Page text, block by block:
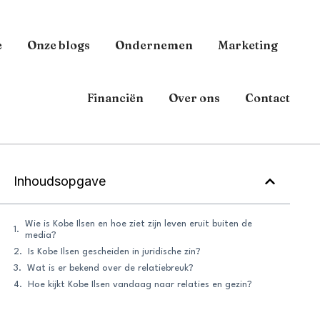
Onze blogs Ondernemen Marketing
Financiën Over ons Contact
Inhoudsopgave
Wie is Kobe Ilsen en hoe ziet zijn leven eruit buiten de
media?
Is Kobe Ilsen gescheiden in juridische zin?
Wat is er bekend over de relatiebreuk?
Hoe kijkt Kobe Ilsen vandaag naar relaties en gezin?